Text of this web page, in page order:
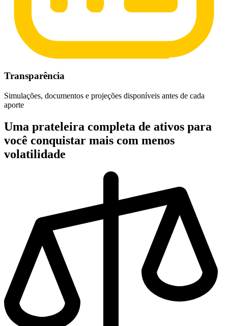
Transparência
Simulações, documentos e projeções disponíveis antes de cada
aporte
Uma prateleira completa de ativos para
você conquistar mais com menos
volatilidade